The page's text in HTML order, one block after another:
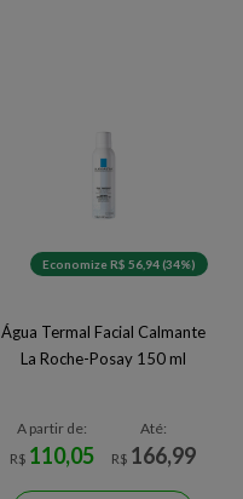
Economize R$ 56,94 (34%)
Água Termal Facial Calmante
La Roche-Posay 150 ml
A partir de:
R$ 110,05
Até:
R$ 166,99